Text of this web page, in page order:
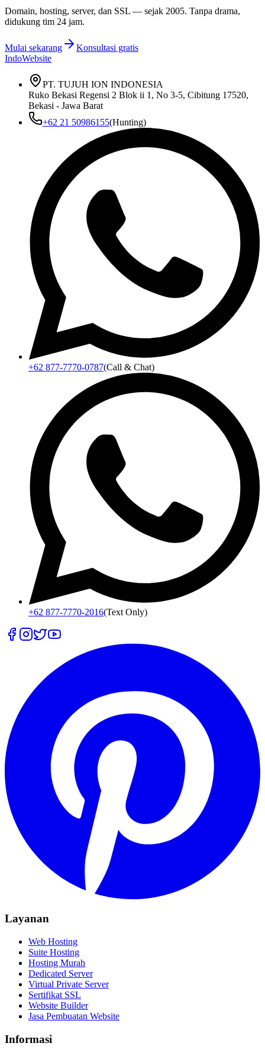
Domain, hosting, server, dan SSL — sejak 2005. Tanpa drama,
didukung tim 24 jam.
Mulai sekarang
Konsultasi gratis
IndoWebsite
PT. TUJUH ION INDONESIA
Ruko Bekasi Regensi 2 Blok ii 1, No 3-5, Cibitung 17520,
Bekasi - Jawa Barat
+62 21 50986155(Hunting)
+62 877-7770-0787(Call & Chat)
+62 877-7770-2016(Text Only)
Layanan
Web Hosting
Suite Hosting
Hosting Murah
Dedicated Server
Virtual Private Server
Sertifikat SSL
Website Builder
Jasa Pembuatan Website
Informasi